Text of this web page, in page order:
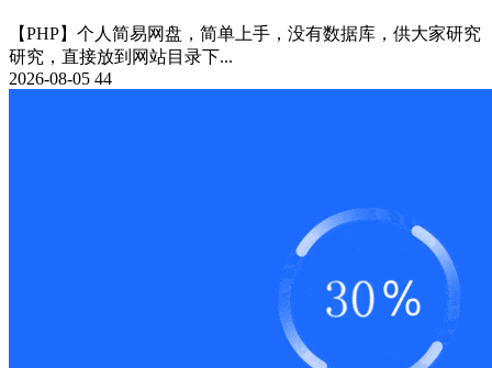
【PHP】个人简易网盘，简单上手，没有数据库，供大家研究
研究，直接放到网站目录下...
2026-08-05 44